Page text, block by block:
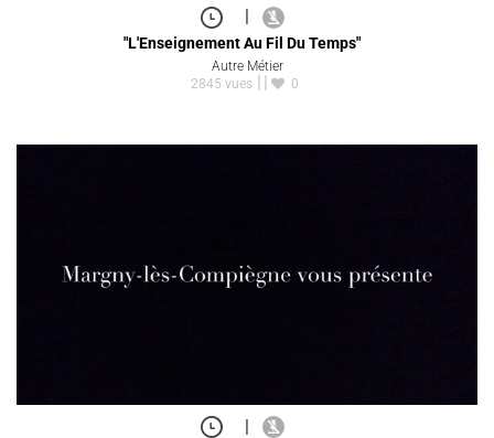
|
"L'Enseignement Au Fil Du Temps"
Autre Métier
2845 vues
0
|